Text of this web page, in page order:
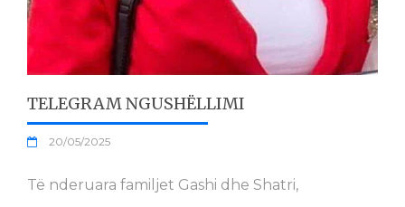
TELEGRAM NGUSHËLLIMI
20/05/2025
Të nderuara familjet Gashi dhe Shatri,